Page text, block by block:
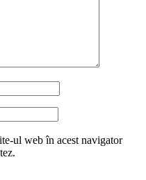
ul web în acest navigator